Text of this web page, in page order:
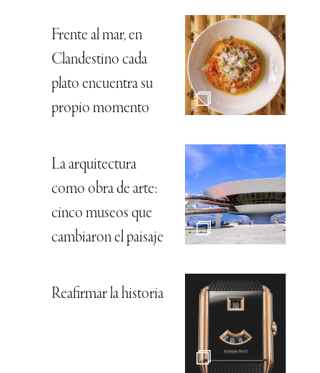
Frente al mar, en
Clandestino cada
plato encuentra su
propio momento
La arquitectura
como obra de arte:
cinco museos que
cambiaron el paisaje
Reafirmar la historia